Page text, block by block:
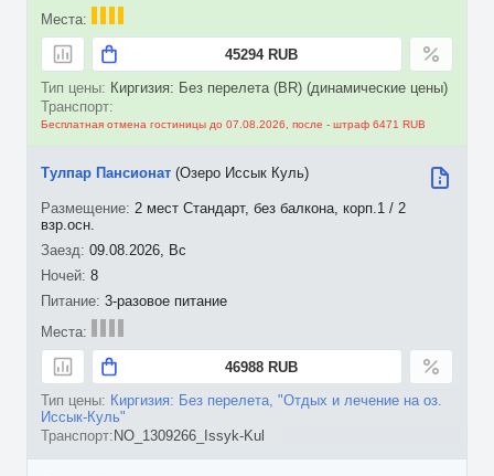
45294 RUB
Киргизия: Без перелета (BR) (динамические цены)
Бесплатная отмена гостиницы до 07.08.2026, после - штраф 6471 RUB
09.08.2026, Вс
8
Тулпар Пансионат (Озеро Иссык Куль)
2 мест Стандарт, без балкона, корп.1 / 2
взр.осн.
3-разовое питание
46988 RUB
Киргизия: Без перелета, "Отдых и лечение на оз.
Иссык-Куль"
NO_1309266_Issyk-Kul